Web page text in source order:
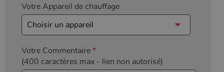
Votre Appareil de chauffage
Votre Commentaire*
(400 caractères max - lien non autorisé)